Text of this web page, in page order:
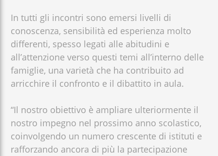
In tutti gli incontri sono emersi livelli di
conoscenza, sensibilità ed esperienza molto
differenti, spesso legati alle abitudini e
all’attenzione verso questi temi all’interno delle
famiglie, una varietà che ha contribuito ad
arricchire il confronto e il dibattito in aula.
“Il nostro obiettivo è ampliare ulteriormente il
nostro impegno nel prossimo anno scolastico,
coinvolgendo un numero crescente di istituti e
rafforzando ancora di più la partecipazione